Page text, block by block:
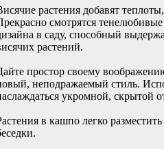
растения добавят
смотрятся
в саду, способный
растений.
простор своему
неподражаемый стиль.
укромной, скрытой
в кашпо легко